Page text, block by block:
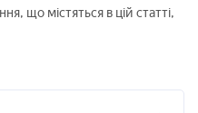
що містяться в цій статті,